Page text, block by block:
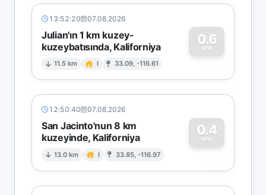
13:52:20 07.08.2026
Julian'ın 1 km kuzey-
kuzeybatısında, Kaliforniya
11.5 km I 33.09, -116.61
0.6
MW
0
12:50:40 07.08.2026
San Jacinto'nun 8 km
kuzeyinde, Kaliforniya
13.0 km I 33.85, -116.97
0.4
MW
0